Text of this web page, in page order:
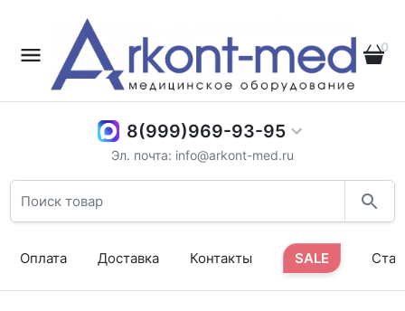
0
8(999)969-93-95
Эл. почта: info@arkont-med.ru
Оплата Доставка Контакты SALE